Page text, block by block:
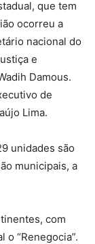
que tem
ocorreu a
nacional do
e
Damous.
de
Lima.
unidades são
municipais, a
com
“Renegocia”.